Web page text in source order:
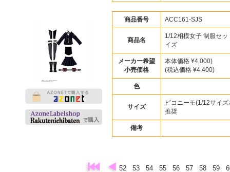
商品番号 ACC161-SJS
商品名
1/12相模女子 制服セ
イズ
メーカー希望
小売価格
本体価格 ¥4,000)
(税込価格 ¥4,400)
色
サイズ
ピコニーモ(1/12サイ
推奨
備考
52 53 54 55 56 57 58 59